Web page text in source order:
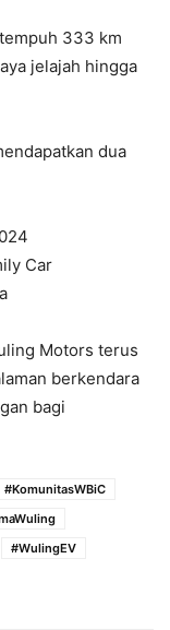
333 km
jelajah hingga
dua
Car
Motors terus
berkendara
bagi
#KomunitasWBiC
#WulingEV